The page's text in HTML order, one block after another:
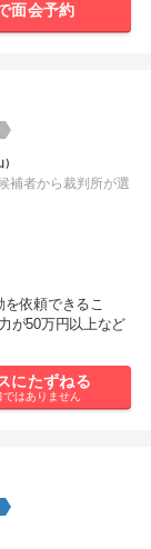
面会予約
補者から裁判所が選
依頼できるこ
が50万円以上など
にたずねる
はありません